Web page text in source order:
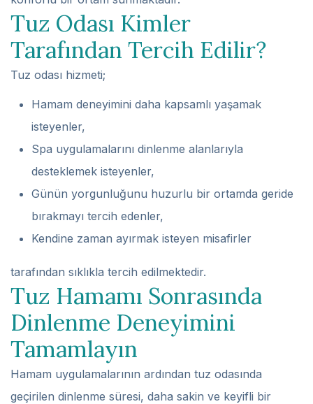
Tuz Odası Kimler
Tarafından Tercih Edilir?
Tuz odası hizmeti;
Hamam deneyimini daha kapsamlı yaşamak
isteyenler,
Spa uygulamalarını dinlenme alanlarıyla
desteklemek isteyenler,
Günün yorgunluğunu huzurlu bir ortamda geride
bırakmayı tercih edenler,
Kendine zaman ayırmak isteyen misafirler
tarafından sıklıkla tercih edilmektedir.
Tuz Hamamı Sonrasında
Dinlenme Deneyimini
Tamamlayın
Hamam uygulamalarının ardından tuz odasında
geçirilen dinlenme süresi, daha sakin ve keyifli bir